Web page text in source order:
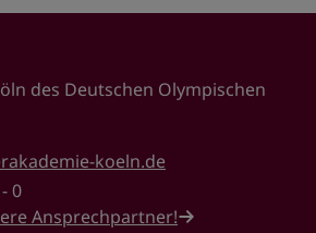
des Deutschen Olympischen
koeln.de
0
Ansprechpartner!